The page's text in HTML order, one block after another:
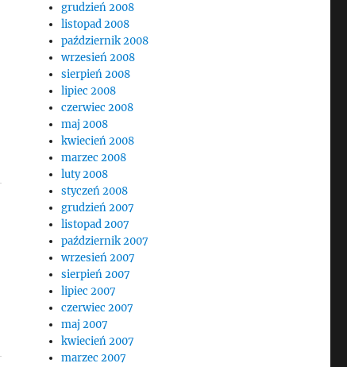
grudzień 2008
listopad 2008
październik 2008
wrzesień 2008
sierpień 2008
lipiec 2008
czerwiec 2008
maj 2008
kwiecień 2008
marzec 2008
luty 2008
styczeń 2008
grudzień 2007
listopad 2007
październik 2007
wrzesień 2007
sierpień 2007
lipiec 2007
czerwiec 2007
maj 2007
kwiecień 2007
marzec 2007